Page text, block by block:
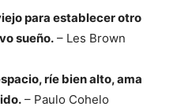
para establecer otro
sueño. – Les Brown
ríe bien alto, ama
– Paulo Cohelo